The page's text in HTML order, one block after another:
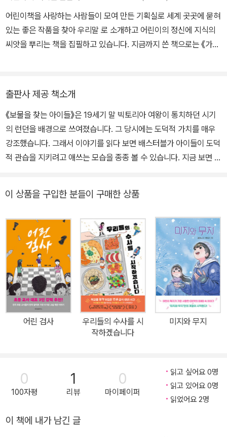
It』은 20세기에 영화와 드라마로 제작되었고 1985년 일본에서 제작
된 만화 영화 《모래요정 바람돌이》가 인기를 누렸다. 평생 아동 문학
60편 이상을 썼고 성인 대상 작품 중 공포소설 단편집 네 권이 있다.
어린이책을 사랑하는 사람들이 모여 만든 기획실로 세계 곳곳에 묻혀
있는 좋은 작품을 찾아 우리말 로 소개하고 어린이의 정신에 지식의
씨앗을 뿌리는 책을 집필하고 있습니다. 지금까지 쓴 책으로는 《가마
출판사 제공 책소개
《보물을 찾는 아이들》은 19세기 말 빅토리아 여왕이 통치하던 시기
의 런던을 배경으로 쓰여졌습니다. 그 당시에는 도덕적 가치를 매우
강조했습니다. 그래서 이야기를 읽다 보면 배스터블가 아이들이 도덕
적 관습을 지키려고 애쓰는 모습을 종종 볼 수 있습니다. 지금 보면 어
이를 어른과 동등한 존재로 그려 냈다는 데 있습니다. 당시만 해도 어
어린이를 기쁨과 슬픔이 있고 단점과 장점을 지닌 하나의 독립적인
인간으로 생각했습니다. 아이다운 상상력과 순수함으로 자신들에게
닥친 어려움을 이겨 내려고 애쓰는 배스터블가 여섯 남매를 보면 잘
알 수 있지요. 서로 티격태격할 때도 있지만 아이들은 서로 이해하고
도우며 조금씩 성장해 갑니다. 이 책을 읽다 보면 진짜 보물은 바로 아
이들 자신이 아닐까 하는 생각을 하게 됩니다. 여러분도 배스터블가
아이들과 함께 즐겁고 신나는 보물찾기를 해 보세요. 보물은 바로 여
러분 가까이에 있을지도 모른답니다. 햇살과 나무꾼
이 상품을 구입한 분들이 구매한 상품
어린 검사
우리들의 수사를 시
작하겠습니다
미지와 무지
0
100자평
1
리뷰
0
마이페이퍼
읽고 싶어요 0명
읽고 있어요 0명
읽었어요 2명
이 책에 내가 남긴 글